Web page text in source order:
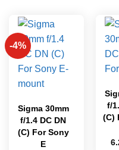
-4%
Sigma 30mm
f/1.4 DC DN
(C) For Sony
E
f/
(C)